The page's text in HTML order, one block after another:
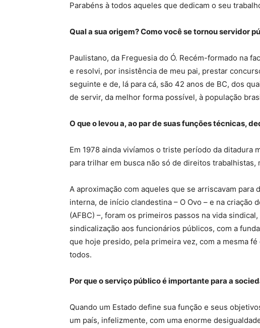
Parabéns à todos aqueles que dedicam o seu
Qual a sua origem? Como você se tornou servidor
Paulistano, da Freguesia do Ó. Recém-formado na
e resolvi, por insistência de meu pai, prestar
seguinte e de, lá para cá, são 42 anos de BC, dos
de servir, da melhor forma possível, à população
O que o levou a, ao par de suas funções técnicas,
Em 1978 ainda vivíamos o triste período da ditadura
para trilhar em busca não só de direitos
A aproximação com aqueles que se arriscavam
interna, de início clandestina – O Ovo – e na criação
(AFBC) –, foram os primeiros passos na vida
sindicalização aos funcionários públicos, com a
que hoje presido, pela primeira vez, com a mesma
todos.
Por que o serviço público é importante para a
Quando um Estado define sua função e seus
um país, infelizmente, com uma enorme